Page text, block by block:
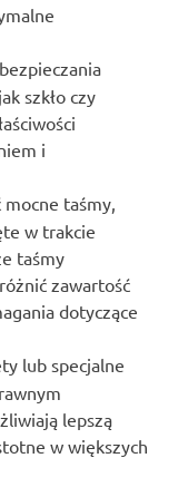
szkło czy
i
taśmy,
w trakcie
taśmy
zawartość
dotyczące
lub specjalne
lepszą
w większych